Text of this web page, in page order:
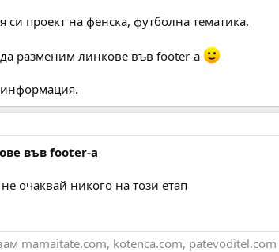
си проект на фенска, футболна тематика.
разменим линкове във footer-a
във footer-а
очаквай никого на този етап
mamaitate.com, kotenca.com,